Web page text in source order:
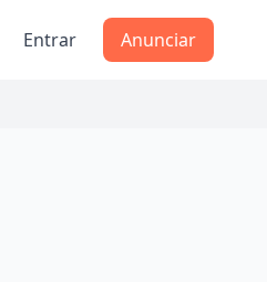
Entrar Anunciar